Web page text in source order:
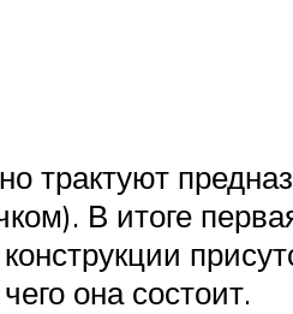
трактуют
В итоге
она состоит.